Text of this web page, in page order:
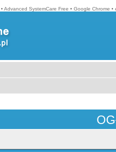
• Advanced SystemCare Free • Google Chrome •